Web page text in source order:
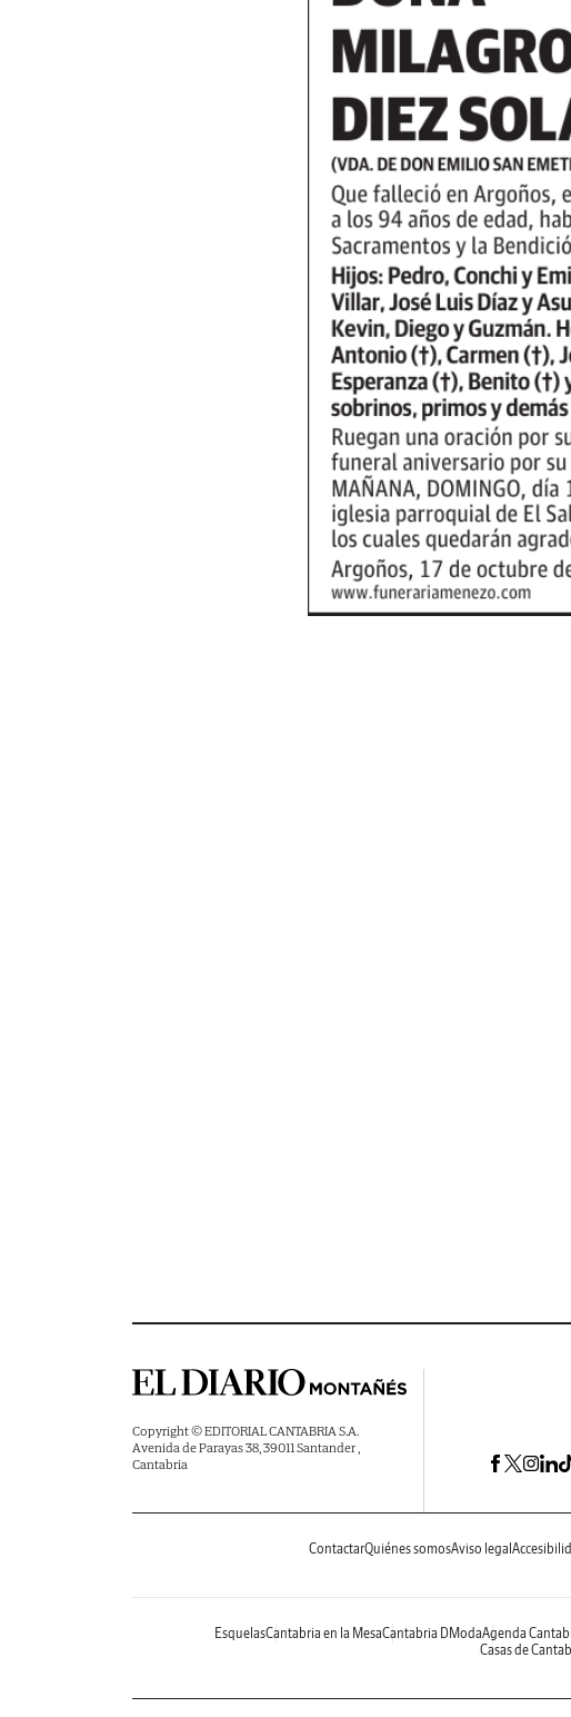
Copyright © EDITORIAL CANTABRIA S.A.
Avenida de Parayas 38, 39011 Santander ,
Cantabria
ContactarQuiénes somosAviso legal
EsquelasCantabria en la MesaCantabria DModaAgenda
Casas de